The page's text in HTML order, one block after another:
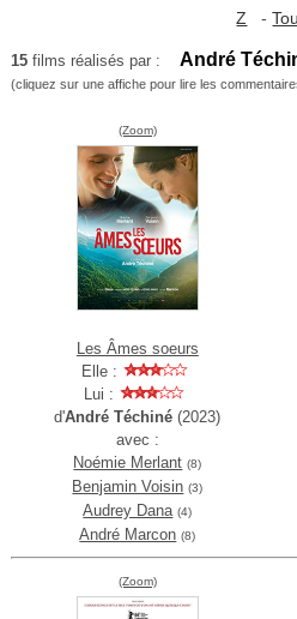
Z -
15films réalisés par : André
(cliquez sur une affiche pour lire les
(Zoom)
Les Âmes soeurs
Elle :
Lui :
d'André Téchiné (2023)
avec :
Noémie Merlant (8)
Benjamin Voisin (3)
Audrey Dana (4)
André Marcon (8)
(Zoom)